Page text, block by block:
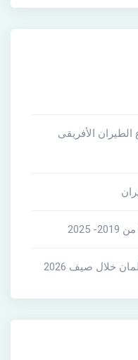
الأفريقى
خلال صيف 2026